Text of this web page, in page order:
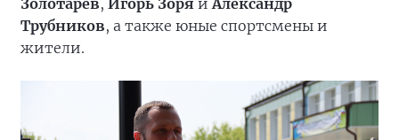
Золотарёв, Игорь Зоря иАлександр
Трубников, а также юные спортсмены и
жители.